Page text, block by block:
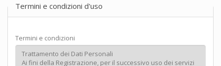
Termini e condizioni d'uso
Termini e condizioni